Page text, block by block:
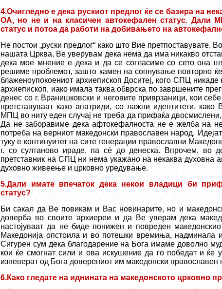
4.Очигледно е дека рускиот предлог ќе се базира на
ОА, но не и на класичен автокефален статус. Дали
статус и потоа да работи на добивањето на
Не постои „руски предлог“ како што Вие претпоставувате.
нашата Црква, Ве уверувам дека нема да има никакво
дека мое мнение е дека и да се согласиме со сето она
решиме проблемот, зашто камен на сопнување повторно
блаженоупокоениот архиепископ Доситеј, кого СПЦ никаде
архиепископ, иако имала таква обврска по завршените
денес со г. Вранишковски и неговите приврзаници, кои
претставуваат како апатриди, со лажни идентитети,
МПЦ во ниту еден случај не треба да прифаќа
Да не заборавиме дека афтокефалноста не е желба на
потреба на верниот македонски православен народ.
туку е континуитет на сите генерации православни
г. со султаново ираде, па сé до денеска. Впрочем, во
претставник на СПЦ ни нема укажано на некаква духовна
духовно живеење и црковно уредување.
5.Дали имaте впечаток дека некои владици би
статус?
Би сакал да Ве повикам и Вас новинарите, но и
доверба во своите архиереи и да Ве уверам дека
настојуваат да не биде понижен и повреден
Македонија опстоила и во потешки времиња, надминала
Сигурен сум дека благодарение на Бога имаме доволно
кои ќе смогнат сили и ова искушение да го победат и ќе
изневерат од Бога доверениот им македонски православен
6.Како гледате на иднината на македонското црковно